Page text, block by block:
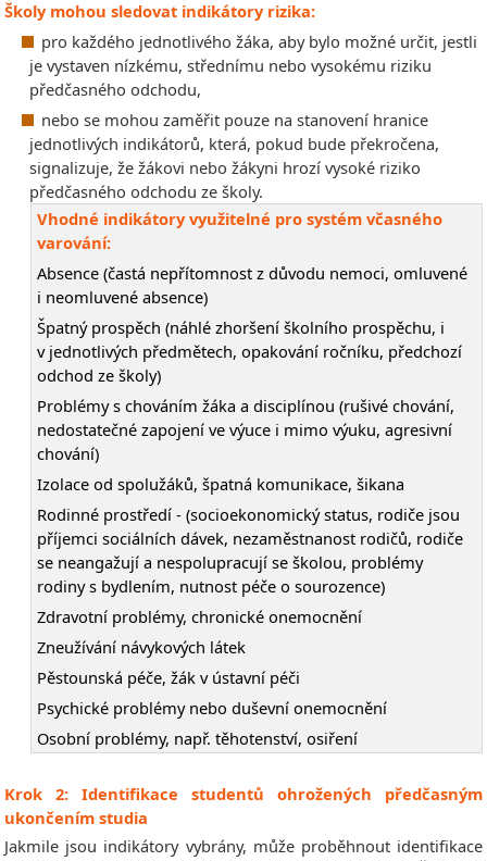
Školy mohou sledovat indikátory rizika:
pro každého jednotlivého žáka, aby bylo možné určit, jestli
je vystaven nízkému, střednímu nebo vysokému riziku
předčasného odchodu,
nebo se mohou zaměřit pouze na stanovení hranice
jednotlivých indikátorů, která, pokud bude překročena,
signalizuje, že žákovi nebo žákyni hrozí vysoké riziko
předčasného odchodu ze školy.
Vhodné indikátory využitelné pro systém včasného
varování:
Absence (častá nepřítomnost z důvodu nemoci, omluvené
i neomluvené absence)
Špatný prospěch (náhlé zhoršení školního prospěchu, i
v jednotlivých předmětech, opakování ročníku, předchozí
odchod ze školy)
Problémy s chováním žáka a disciplínou (rušivé chování,
nedostatečné zapojení ve výuce i mimo výuku, agresivní
chování)
Izolace od spolužáků, špatná komunikace, šikana
Rodinné prostředí - (socioekonomický status, rodiče jsou
příjemci sociálních dávek, nezaměstnanost rodičů, rodiče
se neangažují a nespolupracují se školou, problémy
rodiny s bydlením, nutnost péče o sourozence)
Zdravotní problémy, chronické onemocnění
Zneužívání návykových látek
Pěstounská péče, žák v ústavní péči
Psychické problémy nebo duševní onemocnění
Osobní problémy, např. těhotenství, osiření
Krok 2: Identifikace studentů ohrožených předčasným
ukončením studia
Jakmile jsou indikátory vybrány, může proběhnout identifikace